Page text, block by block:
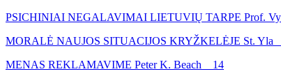
PSICHINIAI NEGALAVIMAI LIETUVIŲ TARPE Prof. Vyt.
MORALĖ NAUJOS SITUACIJOS KRYŽKELĖJE St. Yla
MENAS REKLAMAVIME Peter K. Beach 14